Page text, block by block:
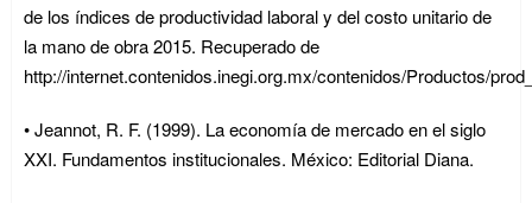
de los índices de productividad laboral y del costo unitario de
la mano de obra 2015. Recuperado de
http://internet.contenidos.inegi.org.mx/contenidos/Productos/
• Jeannot, R. F. (1999). La economía de mercado en el siglo
XXI. Fundamentos institucionales. México: Editorial Diana.